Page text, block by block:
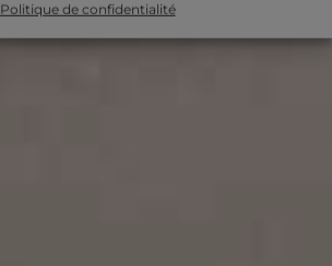
Politique de confidentialité